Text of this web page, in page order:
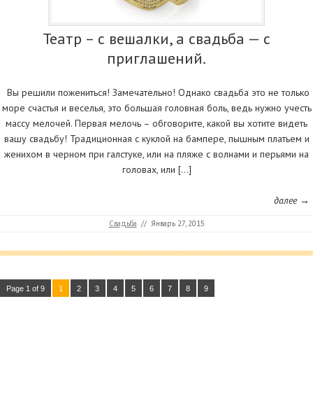
Театр – с вешалки, а свадьба — с
приглашений.
Вы решили пожениться! Замечательно! Однако свадьба это не только
море счастья и веселья, это большая головная боль, ведь нужно учесть
массу мелочей. Первая мелочь – обговорите, какой вы хотите видеть
вашу свадьбу! Традиционная с куклой на бампере, пышным платьем и
женихом в черном при галстуке, или на пляже с волнами и перьями на
головах, или […]
далее →
Свадьба // Январь 27, 2015
Page 1 of 9 1 2 3 4 5 6 7 8 9